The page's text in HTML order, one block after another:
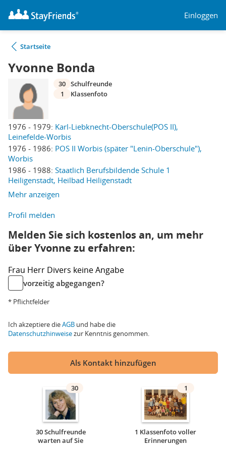
Einloggen
Startseite
Yvonne Bonda
1976 - 1979: Karl-Liebknecht-Oberschule(POS II),
Leinefelde-Worbis
1976 - 1986: POS II Worbis (später "Lenin-Oberschule"),
Worbis
1986 - 1988: Staatlich Berufsbildende Schule 1
Heiligenstadt, Heilbad Heiligenstadt
Mehr anzeigen
30 Schulfreunde
1
Klassenfoto
Profil melden
Melden Sie sich kostenlos an, um mehr
über Yvonne zu erfahren:
Frau Herr Divers keine Angabe
vorzeitig abgegangen?
* Pflichtfelder
Ich akzeptiere dieAGB und habe die
Datenschutzhinweisezur Kenntnis genommen.
Als Kontakt hinzufügen
30
30 Schulfreunde
warten auf Sie
1
1 Klassenfoto voller
Erinnerungen